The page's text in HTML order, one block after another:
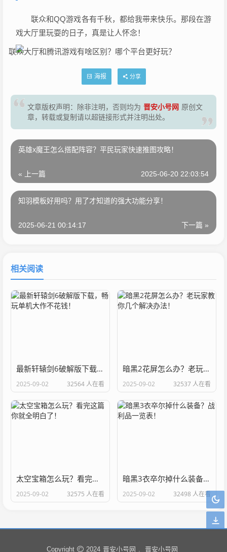
联众和QQ游戏各有千秋，都给我带来快乐。那段在游
戏大厅里玩耍的日子，真是让人怀念！
海报 分享
文章版权声明：除非注明，否则均为 晋安小号网 原创文
章，转载或复制请以超链接形式并注明出处。
英雄x魔王怎么搭配阵容？平民玩家快速推图攻略！
« 上一篇 2025-06-20 22:03:54
知羽模板好用吗？用了才知道的强大功能分享！
下一篇 »
2025-06-21 00:14:17
相关阅读
最新轩辕剑6破解版下载，畅玩单机大作不花钱！
2025-09-02 32564 人在看
暗黑2花屏怎么办？老玩家教你几个解决办法！
2025-09-02 32537 人在看
太空宝箱怎么玩？看完这篇你就全明白了！
2025-09-02 32575 人在看
暗黑3衣卒尔掉什么装备？战利品一览表！
2025-09-02 32498 人在看
Copyright 2024 晋安小号网 晋安小号网